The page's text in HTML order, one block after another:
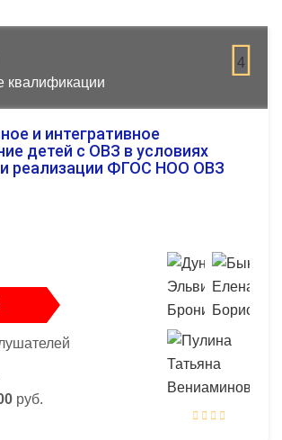
4
и интегративное
детей с ОВЗ в условиях
реализации ФГОС НОО ОВЗ
руб.